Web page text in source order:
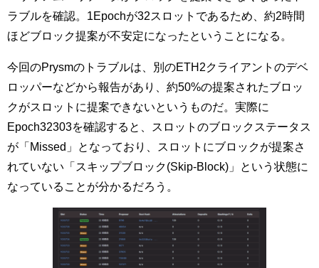
ラブルを確認。1Epochが32スロットであるため、約2時間
ほどブロック提案が不安定になったということになる。
今回のPrysmのトラブルは、別のETH2クライアントのデベ
ロッパーなどから報告があり、約50%の提案されたブロッ
クがスロットに提案できないというものだ。実際に
Epoch32303を確認すると、スロットのブロックステータス
が「Missed」となっており、スロットにブロックが提案さ
れていない「スキップブロック(Skip-Block)」という状態に
なっていることが分かるだろう。